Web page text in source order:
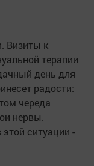
Визиты к
терапии
день для
радости:
череда
нервы.
этой ситуации -